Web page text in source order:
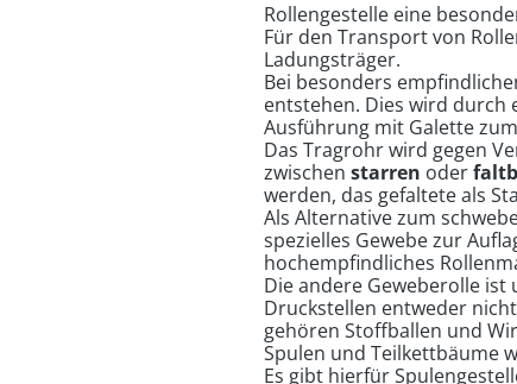
Rollengestelle eine
Für den Transport von
Ladungsträger.
Bei besonders
entstehen. Dies wird durch
Ausführung mit Galette
Das Tragrohr wird gegen
zwischen starren oder
werden, das gefaltete als
Als Alternative zum
spezielles Gewebe zur
hochempfindliches
Die andere Geweberolle
Druckstellen entweder
gehören Stoffballen und
Spulen und Teilkettbäume
Es gibt hierfür